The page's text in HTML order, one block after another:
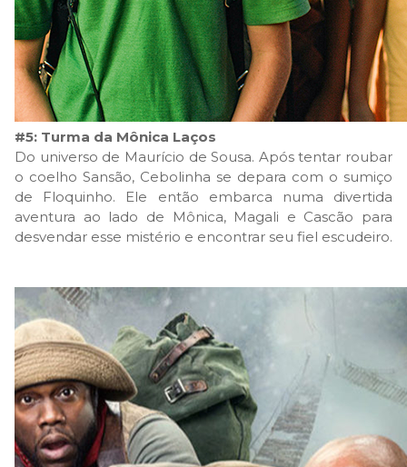
#5: Turma da Mônica Laços
Do universo de Maurício de Sousa. Após tentar roubar
o coelho Sansão, Cebolinha se depara com o sumiço
de Floquinho. Ele então embarca numa divertida
aventura ao lado de Mônica, Magali e Cascão para
desvendar esse mistério e encontrar seu fiel escudeiro.